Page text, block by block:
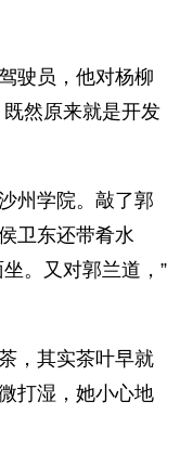
驶员，他对杨柳
然原来就是开发
州学院。敲了郭
卫东还带肴水
。又对郭兰道，”
，其实茶叶早就
打湿，她小心地